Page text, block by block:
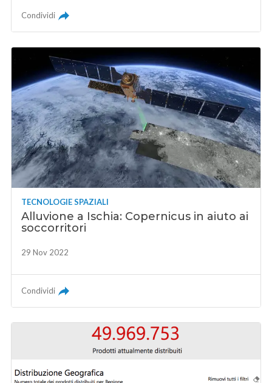
Condividi
TECNOLOGIE SPAZIALI
Alluvione a Ischia: Copernicus in aiuto ai
soccorritori
29 Nov 2022
Condividi